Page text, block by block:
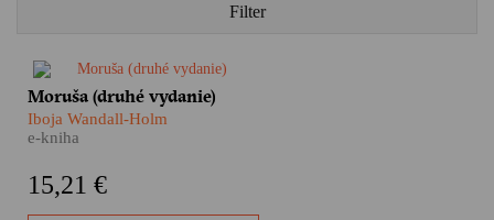
Filter
​Moruša Iboje Wandall-Holm je
dôležitým kamienkom do
mozaiky dejín vojnového
len o tom, nie je len
Moruša (druhé vydanie)
Iboja Wandall-Holm
e-kniha
15,21 €